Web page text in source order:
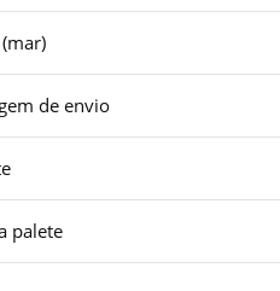
de envio
palete